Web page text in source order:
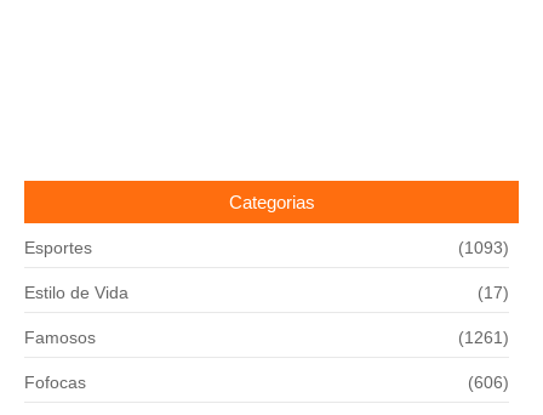
Categorias
Esportes (1093)
Estilo de Vida (17)
Famosos (1261)
Fofocas (606)